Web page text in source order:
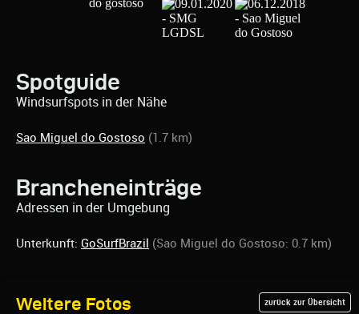
Spotguide
Windsurfspots in der Nähe
Sao Miguel do Gostoso (1.7 km)
Brancheneinträge
Adressen in der Umgebung
Unterkunft: GoSurfBrazil (Sao Miguel do Gostoso: 0.7 km)
Weitere Fotos zurück zur Übersicht